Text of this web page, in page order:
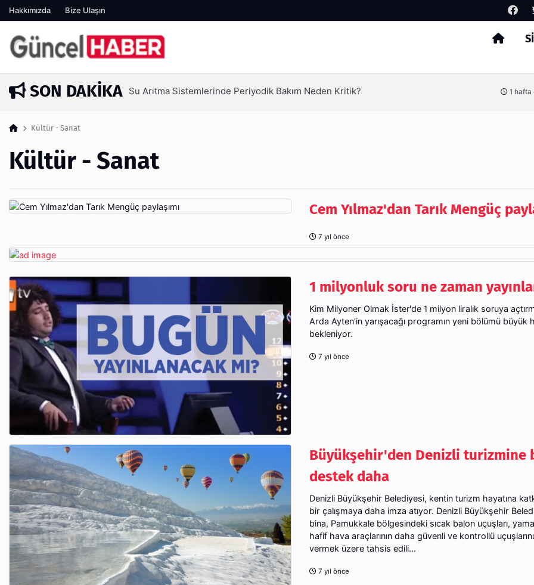
Hakkımızda Bize Ulaşın
Arama
SON DAKIKA
1 hafta önce Ambalaj Süreçlerinde Yeni Nesil Verimliliği Olimpack ile Yakalayın 3 hafta
Kültür - Sanat
Kültür - Sanat
Cem Yılmaz'dan Tarık Mengüç
7 yıl önce
1 milyonluk soru ne zaman
Kim Milyoner Olmak İster'de 1 milyon liralık soruya
Arda Ayten'in yarışacağı programın yeni bölümü büyük
bekleniyor.
7 yıl önce
Büyükşehir'den Denizli turizmine
destek daha
Denizli Büyükşehir Belediyesi, kentin turizm hayatına
bir çalışmaya daha imza atıyor. Denizli Büyükşehir
bina, Pamukkale bölgesindeki sıcak balon uçuşları,
hafif hava araçlarının daha güvenli ve kontrollü
vermek üzere tahsis edili...
7 yıl önce